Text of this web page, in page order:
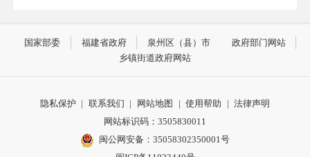
国家部委 福建省政府 泉州区（县）市
政府部门网站
乡镇街道政府网站
隐私保护 | 联系我们 | 网站地图 | 使用帮助 | 法律声明
网站标识码：3505830011
闽公网安备：35058302350001号